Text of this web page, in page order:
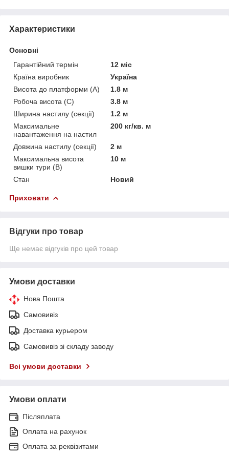
Характеристики
Основні
Гарантійний термін
12 міс
Країна виробник
Україна
Висота до платформи (А)
1.8 м
Робоча висота (С)
3.8 м
Ширина настилу (секції)
1.2 м
Максимальне
навантаження на настил
200 кг/кв. м
Довжина настилу (секції)
2 м
Максимальна висота
вишки тури (В)
10 м
Стан Новий
Приховати
Відгуки про товар
Ще немає відгуків про цей товар
Умови доставки
Нова Пошта
Самовивіз
Доставка курьером
Самовивіз зі складу заводу
Всі умови доставки
Умови оплати
Післяплата
Оплата на рахунок
Оплата за реквізитами